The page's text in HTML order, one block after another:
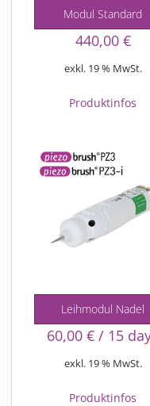
Modul Standard
440,00 €
exkl. 19 % MwSt.
Produktinfos
Leihmodul Nadel
60,00€ / 15
exkl. 19 % MwSt.
Produktinfos